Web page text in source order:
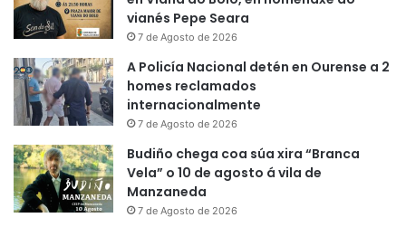
vianés Pepe Seara
7 de Agosto de 2026
A Policía Nacional detén en Ourense a 2
homes reclamados
internacionalmente
7 de Agosto de 2026
Budiño chega coa súa xira “Branca
Vela” o 10 de agosto á vila de
Manzaneda
7 de Agosto de 2026